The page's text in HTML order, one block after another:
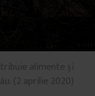
alimente și
(2 aprilie 2020)